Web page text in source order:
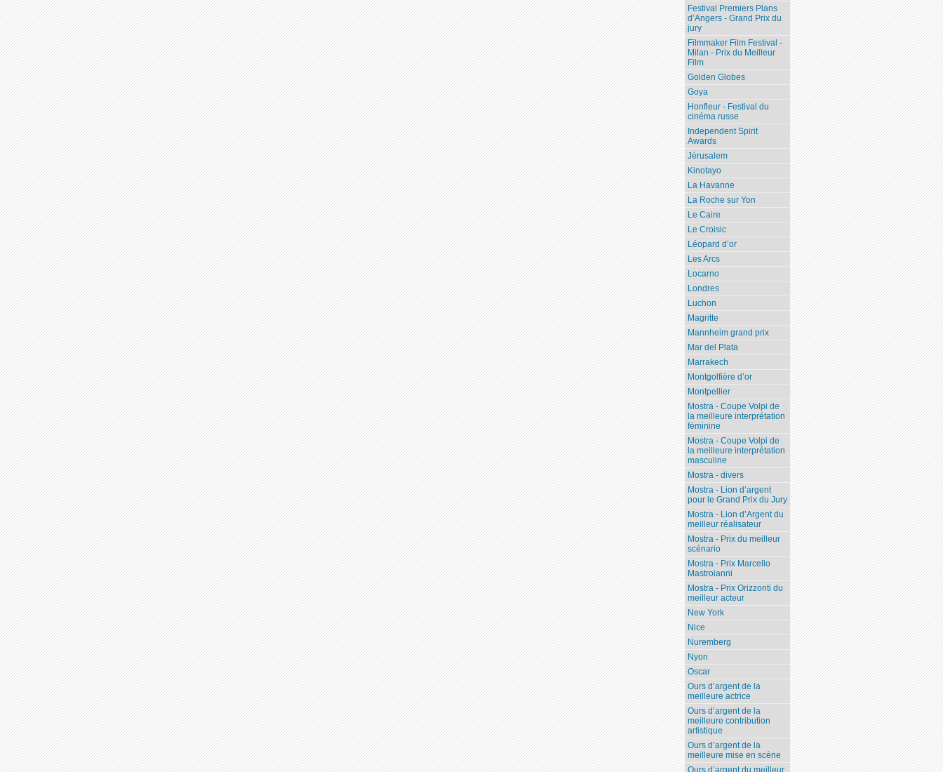
Festival Premiers Plans
d’Angers - Grand Prix du
jury
Filmmaker Film Festival -
Milan - Prix du Meilleur
Film
Golden Globes
Goya
Honfleur - Festival du
cinéma russe
Independent Spirit
Awards
Jérusalem
Kinotayo
La Havanne
La Roche sur Yon
Le Caire
Le Croisic
Léopard d’or
Les Arcs
Locarno
Londres
Luchon
Magritte
Mannheim grand prix
Mar del Plata
Marrakech
Montgolfière d’or
Montpellier
Mostra - Coupe Volpi de
la meilleure interprétation
féminine
Mostra - Coupe Volpi de
la meilleure interprétation
masculine
Mostra - divers
Mostra - Lion d’argent
pour le Grand Prix du Jury
Mostra - Lion d’Argent du
meilleur réalisateur
Mostra - Prix du meilleur
scénario
Mostra - Prix Marcello
Mastroianni
Mostra - Prix Orizzonti du
meilleur acteur
New York
Nice
Nuremberg
Nyon
Oscar
Ours d’argent de la
meilleure actrice
Ours d’argent de la
meilleure contribution
artistique
Ours d’argent de la
meilleure mise en scène